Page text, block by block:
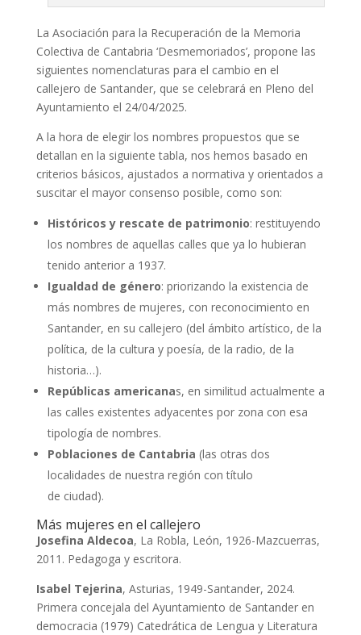
La Asociación para la Recuperación de la Memoria
Colectiva de Cantabria ‘Desmemoriados’, propone las
siguientes nomenclaturas para el cambio en el
callejero de Santander, que se celebrará en Pleno del
Ayuntamiento el 24/04/2025.
A la hora de elegir los nombres propuestos que se
detallan en la siguiente tabla, nos hemos basado en
criterios básicos, ajustados a normativa y orientados a
suscitar el mayor consenso posible, como son:
Históricos y rescate de patrimonio: restituyendo
los nombres de aquellas calles que ya lo hubieran
tenido anterior a 1937.
Igualdad de género: priorizando la existencia de
más nombres de mujeres, con reconocimiento en
Santander, en su callejero (del ámbito artístico, de la
política, de la cultura y poesía, de la radio, de la
historia…).
Repúblicas americanas, en similitud actualmente a
las calles existentes adyacentes por zona con esa
tipología de nombres.
Poblaciones de Cantabria (las otras dos
localidades de nuestra región con título
de ciudad).
Más mujeres en el callejero
Josefina Aldecoa, La Robla, León, 1926-Mazcuerras,
2011. Pedagoga y escritora.
Isabel Tejerina, Asturias, 1949-Santander, 2024.
Primera concejala del Ayuntamiento de Santander en
democracia (1979) Catedrática de Lengua y Literatura